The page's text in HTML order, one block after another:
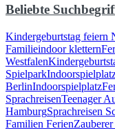
Beliebte
Kindergeburtstag feiern
Familieindoor klettern
Westfalen
Spielpark
BerlinIndoorspielplatz
SprachreisenTeenager
HamburgSprachreisen
Familien Ferien